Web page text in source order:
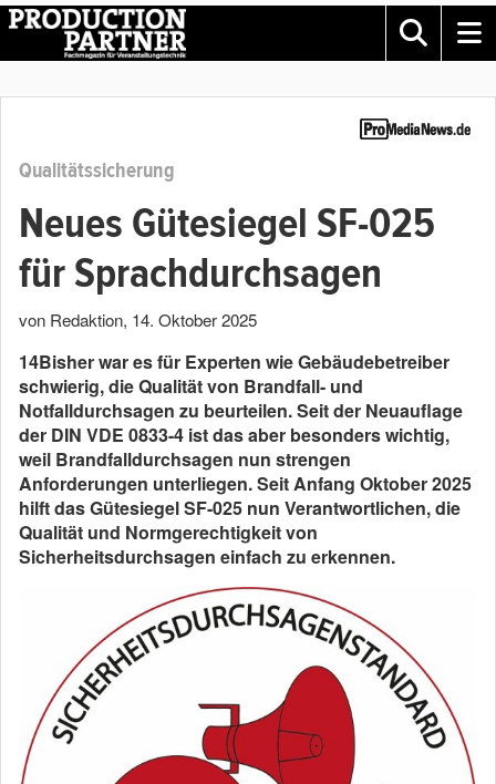
Qualitätssicherung
Neues Gütesiegel SF-025
für Sprachdurchsagen
von Redaktion, 14. Oktober 2025
14Bisher war es für Experten wie Gebäudebetreiber
schwierig, die Qualität von Brandfall- und
Notfalldurchsagen zu beurteilen. Seit der Neuauflage
der DIN VDE 0833-4 ist das aber besonders wichtig,
weil Brandfalldurchsagen nun strengen
Anforderungen unterliegen. Seit Anfang Oktober 2025
hilft das Gütesiegel SF-025 nun Verantwortlichen, die
Qualität und Normgerechtigkeit von
Sicherheitsdurchsagen einfach zu erkennen.